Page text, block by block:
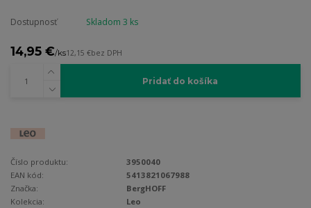
Dostupnosť Skladom 3 ks
14,95 €/ks12,15 €bez DPH
Pridať do košíka
Číslo produktu:
3950040
EAN kód:
5413821067988
Značka:
BergHOFF
Kolekcia:
Leo